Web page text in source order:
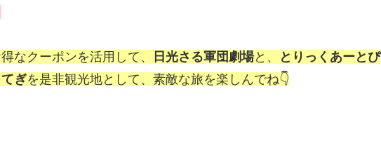
なクーポンを活用して、 日光さる軍団劇場と、
とりっくあーとぴ
ぎを是非観光地として、素敵な旅を楽しんでね👇